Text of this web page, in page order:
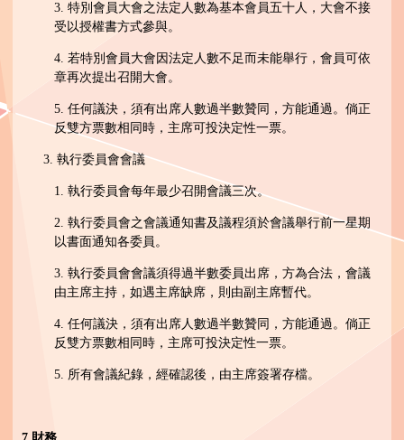
3. 特別會員大會之法定人數為基本會員五十人，大會不接
受以授權書方式參與。
4. 若特別會員大會因法定人數不足而未能舉行，會員可依
章再次提出召開大會。
5. 任何議決，須有出席人數過半數贊同，方能通過。倘正
反雙方票數相同時，主席可投決定性一票。
3. 執行委員會會議
1. 執行委員會每年最少召開會議三次。
2. 執行委員會之會議通知書及議程須於會議舉行前一星期
以書面通知各委員。
3. 執行委員會會議須得過半數委員出席，方為合法，會議
由主席主持，如遇主席缺席，則由副主席暫代。
4. 任何議決，須有出席人數過半數贊同，方能通過。倘正
反雙方票數相同時，主席可投決定性一票。
5. 所有會議紀錄，經確認後，由主席簽署存檔。